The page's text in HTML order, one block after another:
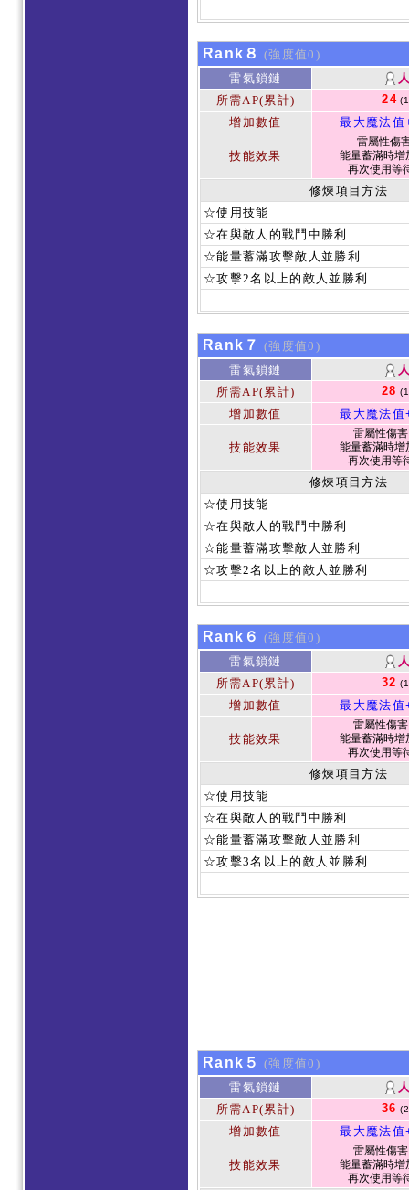
Rank８
(強度值0)
雷氣鎖鏈
所需AP(累計)
24
增加數值 最大魔法值
技能效果
雷屬性傷
能量蓄滿時增
再次使用等
修煉項目方法
☆使用技能
☆在與敵人的戰鬥中勝利
☆能量蓄滿攻擊敵人並勝利
☆攻擊2名以上的敵人並勝利
Rank７
(強度值0)
雷氣鎖鏈
所需AP(累計)
28
增加數值 最大魔法值
技能效果
雷屬性傷
能量蓄滿時增
再次使用等
修煉項目方法
☆使用技能
☆在與敵人的戰鬥中勝利
☆能量蓄滿攻擊敵人並勝利
☆攻擊2名以上的敵人並勝利
Rank６
(強度值0)
雷氣鎖鏈
所需AP(累計)
32
增加數值 最大魔法值
技能效果
雷屬性傷
能量蓄滿時增
再次使用等
修煉項目方法
☆使用技能
☆在與敵人的戰鬥中勝利
☆能量蓄滿攻擊敵人並勝利
☆攻擊3名以上的敵人並勝利
Rank５
(強度值0)
雷氣鎖鏈
所需AP(累計)
36
增加數值 最大魔法值
技能效果
雷屬性傷
能量蓄滿時增
再次使用等